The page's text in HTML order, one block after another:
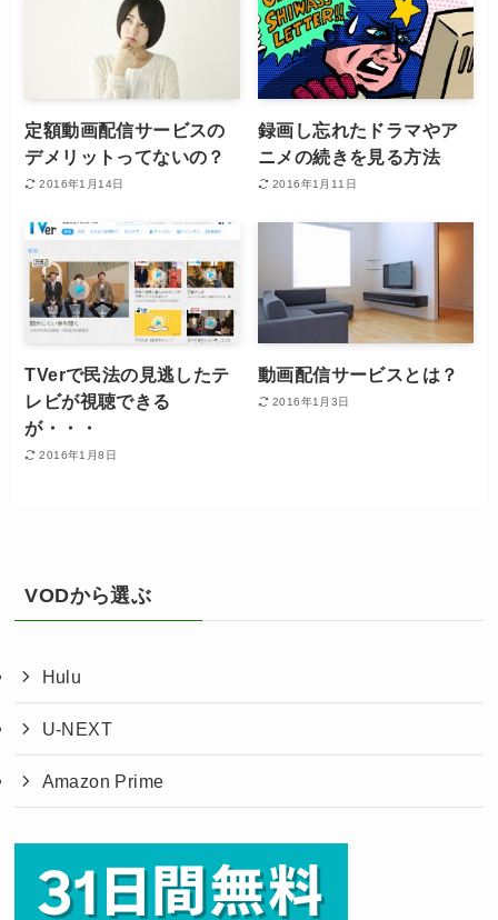
定額動画配信サービスの
デメリットってないの？
2016年1月14日
録画し忘れたドラマやア
ニメの続きを見る方法
2016年1月11日
TVerで民法の見逃したテ
レビが視聴できる
が・・・
2016年1月8日
動画配信サービスとは？
2016年1月3日
VODから選ぶ
Hulu
U-NEXT
Amazon Prime